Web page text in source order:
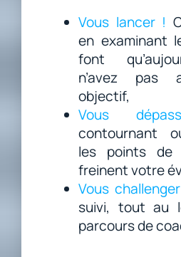
Vous lancer !
en examinant
font
n’avez pas
objectif,
Vous
contournant
les points de
freinent votre
Vous
suivi, tout au
parcours de